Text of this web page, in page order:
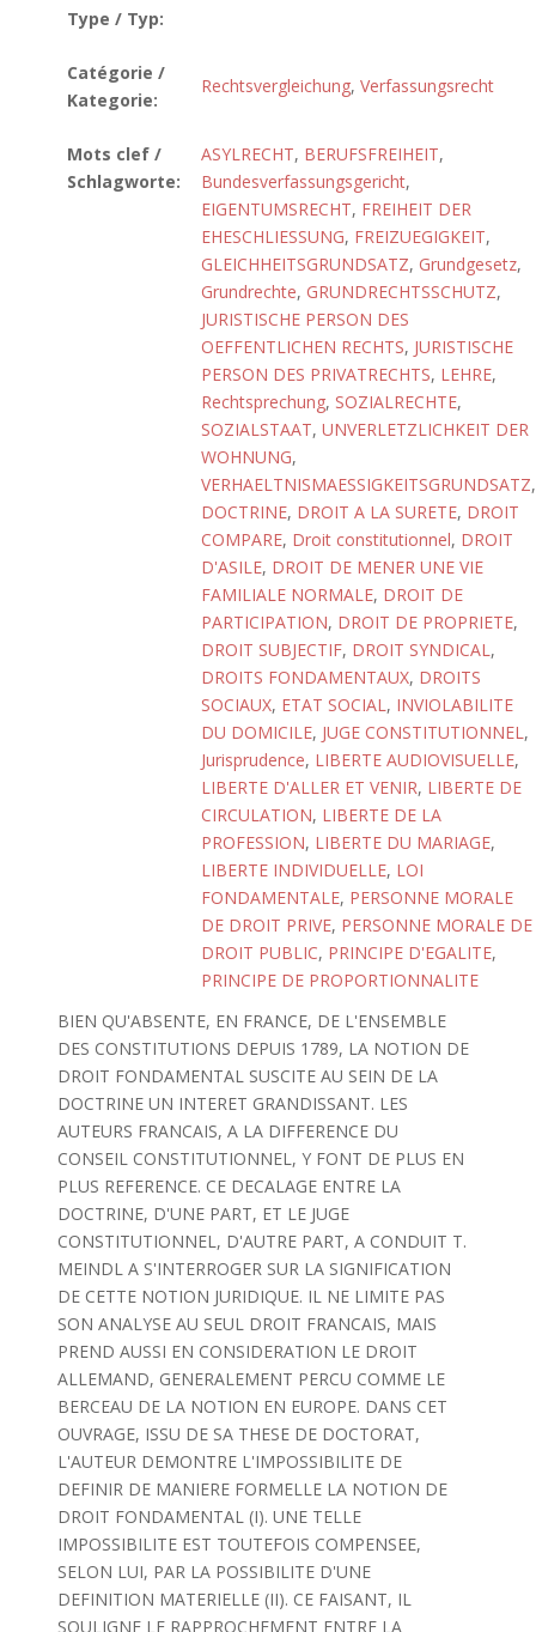
Type / Typ:
Catégorie /
Kategorie:
Rechtsvergleichung, Verfassungsrecht
Mots clef /
Schlagworte:
ASYLRECHT, BERUFSFREIHEIT,
Bundesverfassungsgericht,
EIGENTUMSRECHT, FREIHEIT DER
EHESCHLIESSUNG, FREIZUEGIGKEIT,
GLEICHHEITSGRUNDSATZ, Grundgesetz,
Grundrechte, GRUNDRECHTSSCHUTZ,
JURISTISCHE PERSON DES
OEFFENTLICHEN RECHTS, JURISTISCHE
PERSON DES PRIVATRECHTS, LEHRE,
Rechtsprechung, SOZIALRECHTE,
SOZIALSTAAT, UNVERLETZLICHKEIT DER
WOHNUNG,
VERHAELTNISMAESSIGKEITSGRUNDSATZ,
DOCTRINE, DROIT A LA SURETE, DROIT
COMPARE, Droit constitutionnel, DROIT
D'ASILE, DROIT DE MENER UNE VIE
FAMILIALE NORMALE, DROIT DE
PARTICIPATION, DROIT DE PROPRIETE,
DROIT SUBJECTIF, DROIT SYNDICAL,
DROITS FONDAMENTAUX, DROITS
SOCIAUX, ETAT SOCIAL, INVIOLABILITE
DU DOMICILE, JUGE CONSTITUTIONNEL,
Jurisprudence, LIBERTE AUDIOVISUELLE,
LIBERTE D'ALLER ET VENIR, LIBERTE DE
CIRCULATION, LIBERTE DE LA
PROFESSION, LIBERTE DU MARIAGE,
LIBERTE INDIVIDUELLE, LOI
FONDAMENTALE, PERSONNE MORALE
DE DROIT PRIVE, PERSONNE MORALE DE
DROIT PUBLIC, PRINCIPE D'EGALITE,
PRINCIPE DE PROPORTIONNALITE
BIEN QU'ABSENTE, EN FRANCE, DE L'ENSEMBLE
DES CONSTITUTIONS DEPUIS 1789, LA NOTION DE
DROIT FONDAMENTAL SUSCITE AU SEIN DE LA
DOCTRINE UN INTERET GRANDISSANT. LES
AUTEURS FRANCAIS, A LA DIFFERENCE DU
CONSEIL CONSTITUTIONNEL, Y FONT DE PLUS EN
PLUS REFERENCE. CE DECALAGE ENTRE LA
DOCTRINE, D'UNE PART, ET LE JUGE
CONSTITUTIONNEL, D'AUTRE PART, A CONDUIT T.
MEINDL A S'INTERROGER SUR LA SIGNIFICATION
DE CETTE NOTION JURIDIQUE. IL NE LIMITE PAS
SON ANALYSE AU SEUL DROIT FRANCAIS, MAIS
PREND AUSSI EN CONSIDERATION LE DROIT
ALLEMAND, GENERALEMENT PERCU COMME LE
BERCEAU DE LA NOTION EN EUROPE. DANS CET
OUVRAGE, ISSU DE SA THESE DE DOCTORAT,
L'AUTEUR DEMONTRE L'IMPOSSIBILITE DE
DEFINIR DE MANIERE FORMELLE LA NOTION DE
DROIT FONDAMENTAL (I). UNE TELLE
IMPOSSIBILITE EST TOUTEFOIS COMPENSEE,
SELON LUI, PAR LA POSSIBILITE D'UNE
DEFINITION MATERIELLE (II). CE FAISANT, IL
SOULIGNE LE RAPPROCHEMENT ENTRE LA